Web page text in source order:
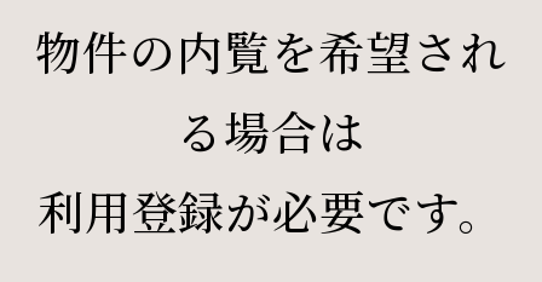
物件の内覧を希望され
る場合は
利用登録が必要です。